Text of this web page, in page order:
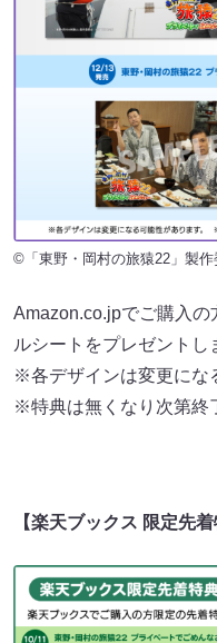
©「東野・岡村の旅猿22」製作
Amazon.co.jpでご購入
ルシートをプレゼントし
※各デザインは変更にな
※特典は無くなり次第終
【楽天ブックス 限定先着